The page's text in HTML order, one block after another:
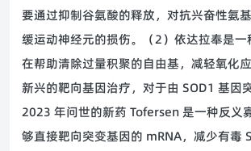
要通过抑制谷氨酸的释放，对抗兴奋性氨
缓运动神经元的损伤。（2）依达拉奉是一
在帮助清除过量积聚的自由基，减轻氧化
新兴的靶向基因治疗，对于由 SOD1 基因
2023 年问世的新药 Tofersen 是一种反义
够直接靶向突变基因的 mRNA，减少有毒